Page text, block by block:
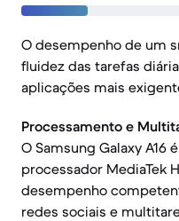
O desempenho de um
fluidez das tarefas
aplicações mais
Processamento e
O Samsung Galaxy A16
processador MediaTek
desempenho
redes sociais e